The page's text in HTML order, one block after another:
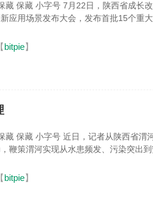
藏 保藏 小字号 7月22日，陕西省成长
应用场景发布大会，发布首批15个重
【bitpie】
藏 保藏 小字号 近日，记者从陕西省渭
鞭策渭河实现从水患频发、污染突出到
【bitpie】